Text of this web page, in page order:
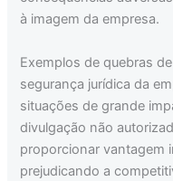
à imagem da empresa.
Exemplos de quebras
segurança jurídica da
situações de grande
divulgação não
proporcionar vantagem
prejudicando a